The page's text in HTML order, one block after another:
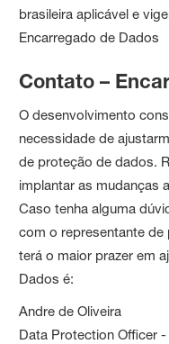
brasileira aplicável e
Encarregado de Dados
Contato –
O desenvolvimento
necessidade de
de proteção de dados.
implantar as mudanças
Caso tenha alguma
com o representante de
terá o maior prazer em
Dados é:
Andre de Oliveira
Data Protection Officer -